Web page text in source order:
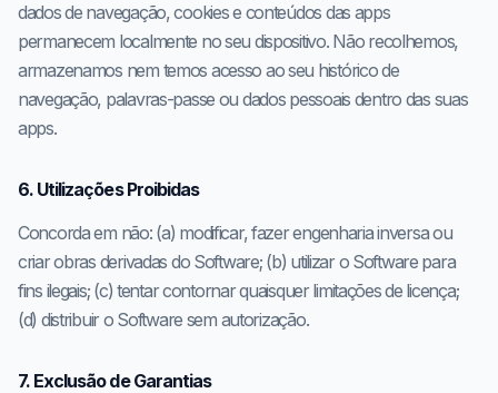
dados de navegação, cookies e conteúdos das apps
permanecem localmente no seu dispositivo. Não recolhemos,
armazenamos nem temos acesso ao seu histórico de
navegação, palavras-passe ou dados pessoais dentro das suas
apps.
6. Utilizações Proibidas
Concorda em não: (a) modificar, fazer engenharia inversa ou
criar obras derivadas do Software; (b) utilizar o Software para
fins ilegais; (c) tentar contornar quaisquer limitações de licença;
(d) distribuir o Software sem autorização.
7. Exclusão de Garantias